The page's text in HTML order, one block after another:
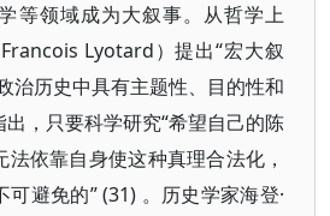
等领域成为大叙事。从哲学上
Lyotard）提出“宏大叙
治历史中具有主题性、目的性和
，只要科学研究“希望自己的陈
依靠自身使这种真理合法化，
避免的” (31) 。历史学家海登·